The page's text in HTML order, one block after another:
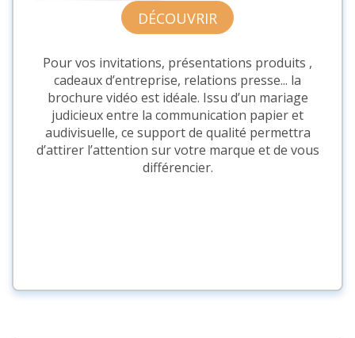
DÉCOUVRIR
Pour vos invitations, présentations produits ,
cadeaux d’entreprise, relations presse... la
brochure vidéo est idéale. Issu d’un mariage
judicieux entre la communication papier et
audivisuelle, ce support de qualité permettra
d’attirer l’attention sur votre marque et de vous
différencier.